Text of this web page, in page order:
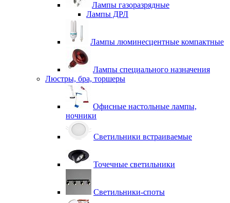
Лампы газоразрядные
Лампы ДРЛ
Лампы люминесцентные компактные
Лампы специального назначения
Люстры, бра, торшеры
Офисные настольные лампы,
ночники
Светильники встраиваемые
Точечные светильники
Светильники-споты